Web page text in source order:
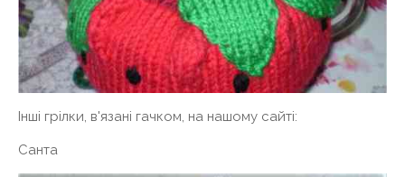
Інші грілки, в'язані гачком, на нашому сайті:
Санта